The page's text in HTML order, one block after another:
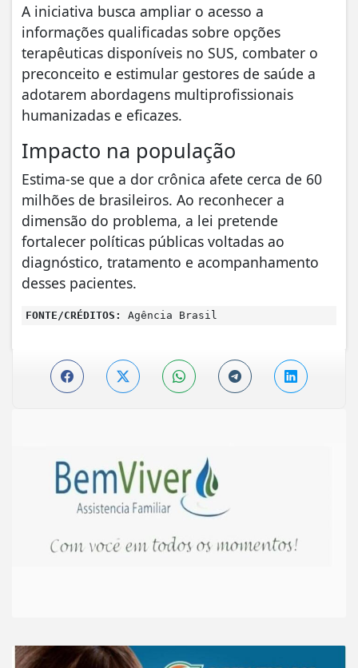
A iniciativa busca ampliar o acesso a
informações qualificadas sobre opções
terapêuticas disponíveis no SUS, combater o
preconceito e estimular gestores de saúde a
adotarem abordagens multiprofissionais
humanizadas e eficazes.
Impacto na população
Estima-se que a dor crônica afete cerca de 60
milhões de brasileiros. Ao reconhecer a
dimensão do problema, a lei pretende
fortalecer políticas públicas voltadas ao
diagnóstico, tratamento e acompanhamento
desses pacientes.
FONTE/CRÉDITOS: Agência Brasil